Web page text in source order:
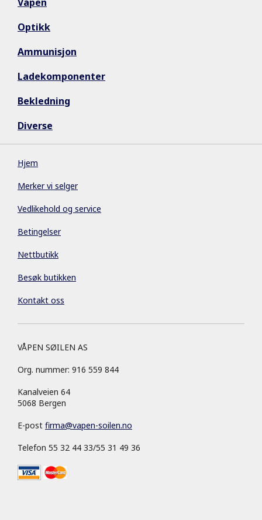
Optikk
Ammunisjon
Ladekomponenter
Bekledning
Diverse
Hjem
Merker vi selger
Vedlikehold og service
Betingelser
Nettbutikk
Besøk butikken
Kontakt oss
VÅPEN SØILEN AS
Org. nummer: 916 559 844
Kanalveien 64
5068 Bergen
E-post firma@vapen-soilen.no
Telefon 55 32 44 33/55 31 49 36